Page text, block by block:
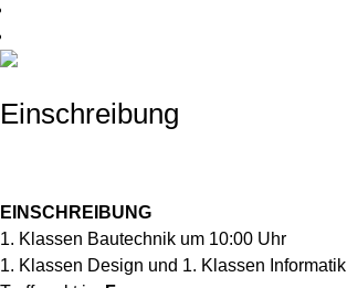
Einschreibung
EINSCHREIBUNG
1. Klassen Bautechnik um 10:00 Uhr
1. Klassen Design und 1. Klassen